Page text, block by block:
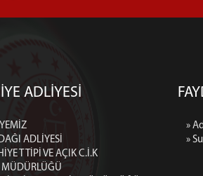
ADLİYESİ
ADLİYESİ
T TİPİ VE AÇIK C.İ.K
MÜDÜRLÜĞÜ
»
»